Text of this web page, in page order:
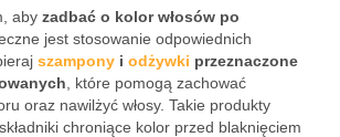
aby zadbać o kolor włosów po
jest stosowanie odpowiednich
szampony i odżywki przeznaczone
, które pomogą zachować
oraz nawilżyć włosy. Takie produkty
chroniące kolor przed blaknięciem